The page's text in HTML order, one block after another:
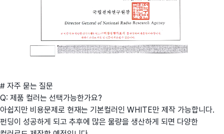
# 자주 묻는 질문
Q: 제품 컬러는 선택가능한가요?
아쉽지만 비용문제로 현재는 기본컬러인 WHITE만 제작 가능합니다.
펀딩이 성공하게 되고 추후에 많은 물량을 생산하게 되면 다양한